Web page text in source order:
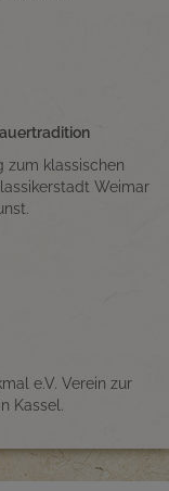
zum klassischen
Weimar
e.V. Verein zur
Kassel.